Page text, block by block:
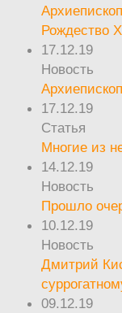
Рождество
17.12.19
Новость
17.12.19
Статья
Многие из
14.12.19
Новость
Прошло
10.12.19
Новость
Дмитрий
09.12.19